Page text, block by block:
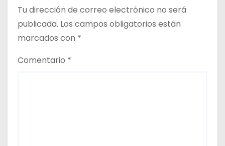
Tu dirección de correo electrónico no será
publicada. Los campos obligatorios están
marcados con *
Comentario *